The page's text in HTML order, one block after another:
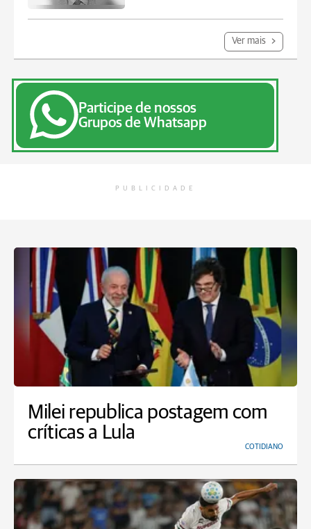
Ver mais
Participe de nossos
Grupos de Whatsapp
PUBLICIDADE
Milei republica postagem com
críticas a Lula
COTIDIANO